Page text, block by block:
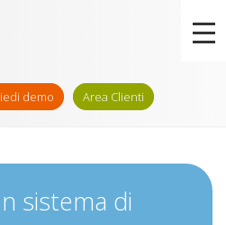
demo Area Clienti
sistema di